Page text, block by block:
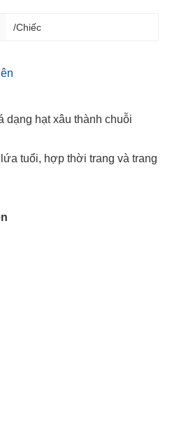
/Chiếc
dạng hạt xâu thành chuỗi
tuổi, hợp thời trang và trang